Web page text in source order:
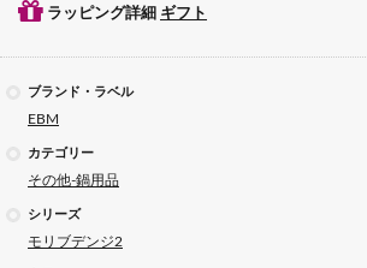
ラッピング詳細 ギフト
ブランド・ラベル
EBM
カテゴリー
その他-鍋用品
シリーズ
モリブデンジ2